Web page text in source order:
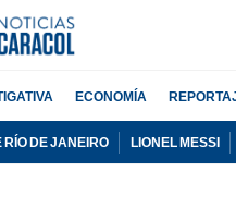
ECONOMÍA
DE JANEIRO LIONEL MESSI